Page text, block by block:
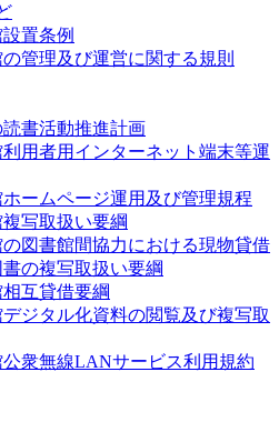
置条例
管理及び運営に関する規則
書活動推進計画
用者用インターネット端末等運
ームページ運用及び管理規程
写取扱い要綱
図書館間協力における現物貸借
の複写取扱い要綱
互貸借要綱
ジタル化資料の閲覧及び複写取
衆無線LANサービス利用規約